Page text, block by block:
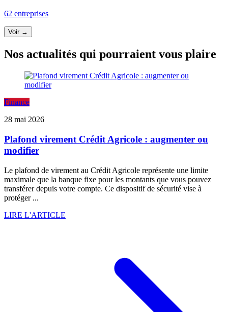
62 entreprises
Voir →
Nos actualités qui pourraient vous plaire
Finance
28 mai 2026
Plafond virement Crédit Agricole : augmenter ou
modifier
Le plafond de virement au Crédit Agricole représente une limite
maximale que la banque fixe pour les montants que vous pouvez
transférer depuis votre compte. Ce dispositif de sécurité vise à
protéger ...
LIRE L'ARTICLE